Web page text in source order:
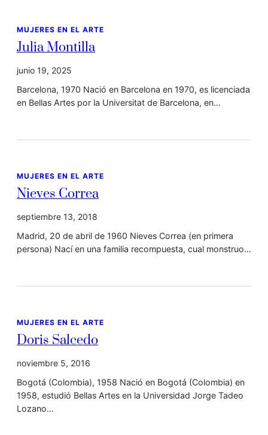
MUJERES EN EL ARTE
Julia Montilla
junio 19, 2025
Barcelona, 1970 Nació en Barcelona en 1970, es licenciada
en Bellas Artes por la Universitat de Barcelona, en…
MUJERES EN EL ARTE
Nieves Correa
septiembre 13, 2018
Madrid, 20 de abril de 1960 Nieves Correa (en primera
persona) Nací en una familia recompuesta, cual monstruo…
MUJERES EN EL ARTE
Doris Salcedo
noviembre 5, 2016
Bogotá (Colombia), 1958 Nació en Bogotá (Colombia) en
1958, estudió Bellas Artes en la Universidad Jorge Tadeo
Lozano…